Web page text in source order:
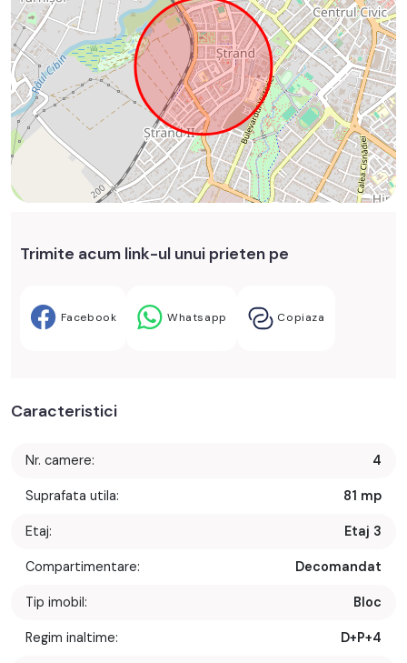
Trimite acum link-ul unui prieten pe
Facebook Whatsapp Copiaza
Caracteristici
Nr. camere: 4
Suprafata utila: 81 mp
Etaj: Etaj 3
Compartimentare: Decomandat
Tip imobil: Bloc
Regim inaltime: D+P+4